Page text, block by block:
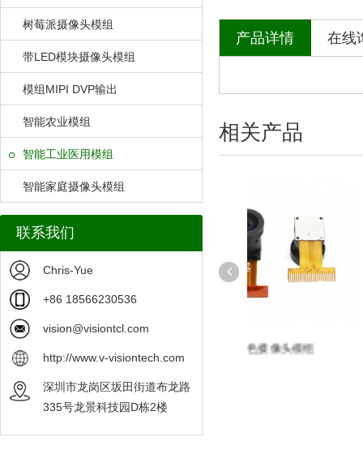
树莓派摄像头模组
带LED模块摄像头模组
模组MIPI DVP输出
智能农业模组
智能工业医用模组
智能家庭摄像头模组
联系我们
Chris-Yue
+86 18566230536
vision@visiontcl.com
http://www.v-visiontech.com
深圳市龙岗区坂田街道布龙路
335号龙景科技园D栋2楼
产品详情 在线
相关产品
定制
OV9281 OV7251